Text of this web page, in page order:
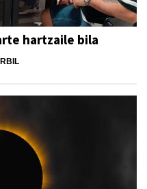
hartzaile bila